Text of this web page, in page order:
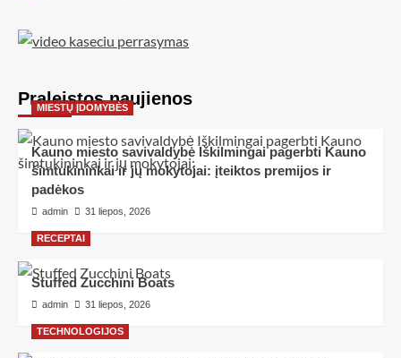
Praleistos naujienos
MIESTŲ ĮDOMYBĖS
Kauno miesto savivaldybė Iškilmingai pagerbti Kauno
šimtukininkai ir jų mokytojai: įteiktos premijos ir
padėkos
admin 31 liepos, 2026
RECEPTAI
Stuffed Zucchini Boats
admin 31 liepos, 2026
TECHNOLOGIJOS